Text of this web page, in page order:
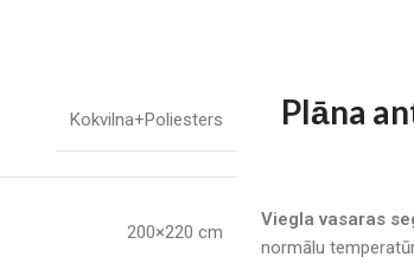
Kokvilna+Poliesters
200×220 cm
Plāna
Viegla vasaras
normālu